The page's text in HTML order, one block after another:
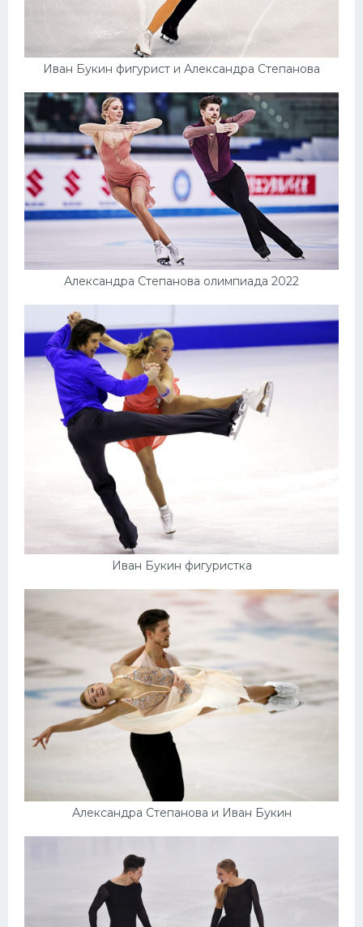
Иван Букин фигурист и Александра Степанова
Александра Степанова олимпиада 2022
Иван Букин фигуристка
Александра Степанова и Иван Букин